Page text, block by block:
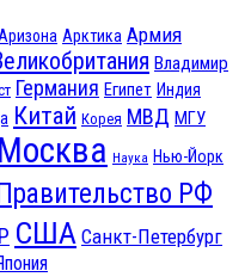
Арктика Армия
Владимир
Германия Египет Индия
Китай Корея МВД МГУ
Москва Наука Нью-Йорк
РФ
США Санкт-Петербург